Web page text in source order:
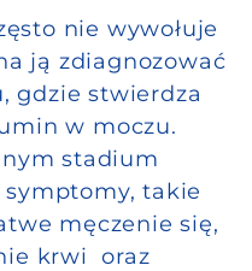
nie wywołuje
ją zdiagnozować
gdzie stwierdza
w moczu.
stadium
takie
męczenie się,
krwi oraz